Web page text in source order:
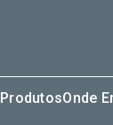
ProdutosOnde